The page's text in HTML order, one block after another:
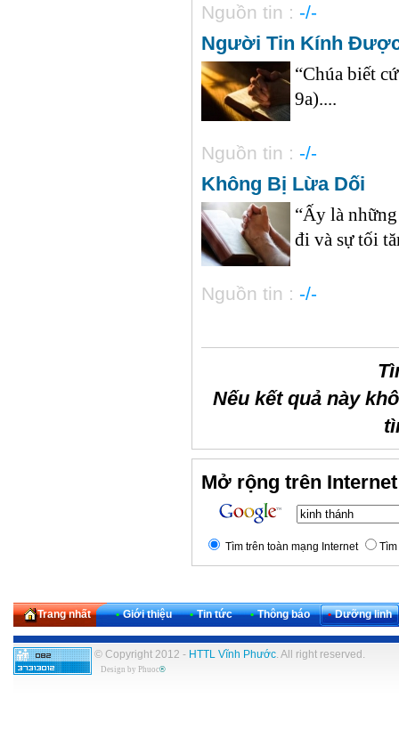
Nguồn tin : -/-
Người Tin Kính
“Chúa biết
9a)....
Nguồn tin : -/-
Không Bị Lừa Dối
“Ấy là
đi và sự tối
Nguồn tin : -/-
Nếu kết quả này
Mở rộng trên
Tìm trên toàn mạng Internet
Trang nhất • Giới thiệu • Tin tức • Thông báo • Dưỡng linh
© Copyright 2012 - HTTL Vĩnh Phước. All right reserved.
Design by Phuoc®